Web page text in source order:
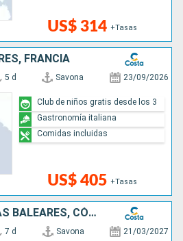
US$ 314 +Tasas
FRANCIA
5 d Savona 23/09/2026
US$ 405 +Tasas
Club de niños gratis desde los 3
Gastronomía italiana
Comidas incluidas
ITALIA, ESPAÑA, ISLAS BALEARES, CÓRCEGA (FRANCIA), FRANCIA
7 d Savona 21/03/2027